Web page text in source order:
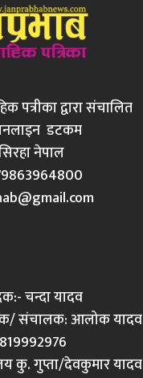
पत्रीका द्वारा संचालित
डटकम
नेपाल
चन्दा यादव
संचालक: आलोक यादव
कु. गुप्ता/देवकुमार यादव